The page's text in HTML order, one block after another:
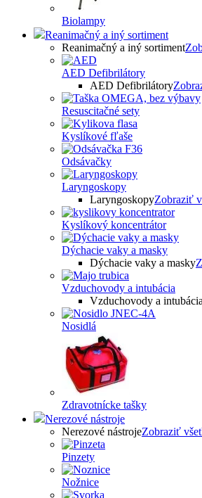
Biolampy
Reanimačný a iný sortiment
Reanimačný a iný sortiment
AED Defibrilátory
AED Defibrilátory
Resuscitačné sety
Kyslíkové fľaše
Odsávačky
Laryngoskopy
LaryngoskopyZobraziť
Kyslíkový koncentrátor
Dýchacie vaky a masky
Dýchacie vaky a masky
Vzduchovody a intubácia
Vzduchovody a intubácia
Nosidlá
Zdravotnícke tašky
Nerezové nástroje
Nerezové nástrojeZobraziť
Pinzety
Nožnice